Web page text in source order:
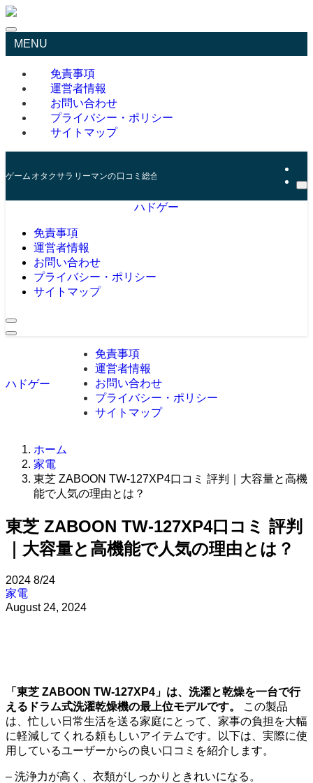
MENU
免責事項
運営者情報
お問い合わせ
プライバシー・ポリシー
サイトマップ
ゲームオタクサラリーマンの口コミ総合サイト
ハドゲー
免責事項
運営者情報
お問い合わせ
プライバシー・ポリシー
サイトマップ
ハドゲー
免責事項
運営者情報
お問い合わせ
プライバシー・ポリシー
サイトマップ
ホーム
家電
東芝 ZABOON TW-127XP4口コミ 評判｜大容量と高機
能で人気の理由とは？
東芝 ZABOON TW-127XP4口コミ 評判
｜大容量と高機能で人気の理由とは？
2024 8/24
家電
August 24, 2024
「東芝 ZABOON TW-127XP4」は、洗濯と乾燥を一台で行
えるドラム式洗濯乾燥機の最上位モデルです。
この製品
は、忙しい日常生活を送る家庭にとって、家事の負担を大幅
に軽減してくれる頼もしいアイテムです。以下は、実際に使
用しているユーザーからの良い口コミを紹介します。
– 洗浄力が高く、衣類がしっかりときれいになる。